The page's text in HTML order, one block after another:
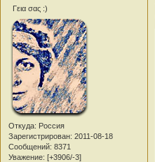
Γεια σας :)
Откуда: Россия
Зарегистрирован: 2011-08-18
Сообщений: 8371
Уважение: [+3906/-3]